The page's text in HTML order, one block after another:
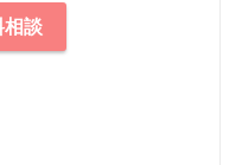
相談